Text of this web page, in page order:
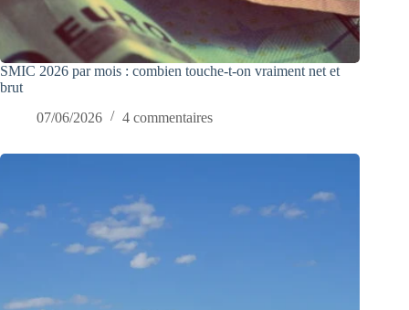
SMIC 2026 par mois : combien touche-t-on vraiment net et
brut
07/06/2026
4 commentaires